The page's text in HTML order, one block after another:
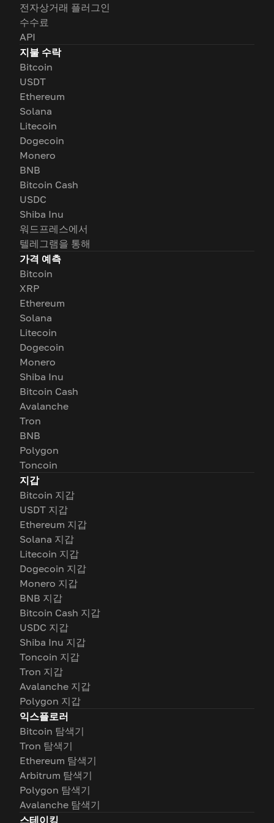
전자상거래 플러그인
수수료
API
지불 수락
Bitcoin
USDT
Ethereum
Solana
Litecoin
Dogecoin
Monero
BNB
Bitcoin Cash
USDC
Shiba Inu
워드프레스에서
텔레그램을 통해
가격 예측
Bitcoin
XRP
Ethereum
Solana
Litecoin
Dogecoin
Monero
Shiba Inu
Bitcoin Cash
Avalanche
Tron
BNB
Polygon
Toncoin
지갑
Bitcoin 지갑
USDT 지갑
Ethereum 지갑
Solana 지갑
Litecoin 지갑
Dogecoin 지갑
Monero 지갑
BNB 지갑
Bitcoin Cash 지갑
USDC 지갑
Shiba Inu 지갑
Toncoin 지갑
Tron 지갑
Avalanche 지갑
Polygon 지갑
익스플로러
Bitcoin 탐색기
Tron 탐색기
Ethereum 탐색기
Arbitrum 탐색기
Polygon 탐색기
Avalanche 탐색기
스테이킹